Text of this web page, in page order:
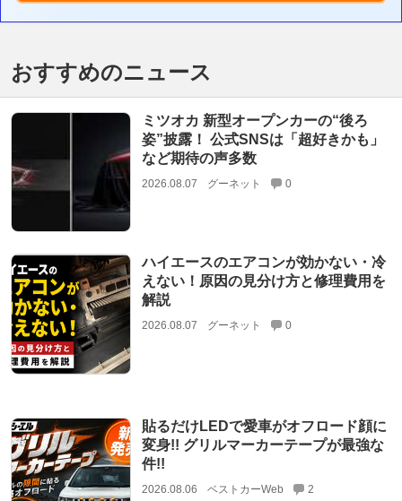
おすすめのニュース
ミツオカ 新型オープンカーの“後ろ
姿”披露！ 公式SNSは「超好きかも」
など期待の声多数
2026.08.07 グーネット 0
ハイエースのエアコンが効かない・冷
えない！原因の見分け方と修理費用を
解説
2026.08.07 グーネット 0
貼るだけLEDで愛車がオフロード顔に
変身!! グリルマーカーテープが最強な
件!!
2026.08.06 ベストカーWeb 2